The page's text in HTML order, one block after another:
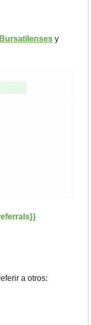
Bursatilenses y
a otros: